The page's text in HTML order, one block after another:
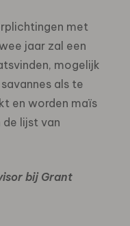
met
jaar zal een
mogelijk
als te
en worden maïs
lijst van
bij Grant